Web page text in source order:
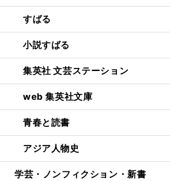
すばる
小説すばる
集英社 文芸ステーション
web 集英社文庫
青春と読書
アジア人物史
学芸・ノンフィクション・新書